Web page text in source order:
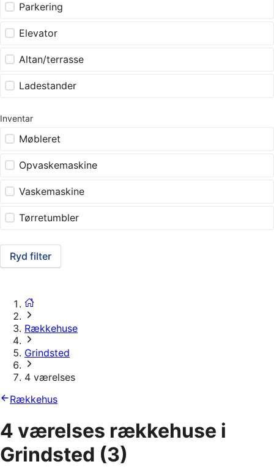
Parkering
Elevator
Altan/terrasse
Ladestander
Inventar
Møbleret
Opvaskemaskine
Vaskemaskine
Tørretumbler
Ryd filter
Rækkehuse
Grindsted
4 værelses
Rækkehus
4 værelses rækkehuse i
Grindsted (3)